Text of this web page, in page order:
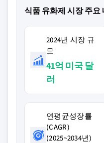
식품 유화제 시장 주요
2024년 시장 규
모
41억 미국 달
러
연평균성장률
(CAGR)
(2025~2034년)